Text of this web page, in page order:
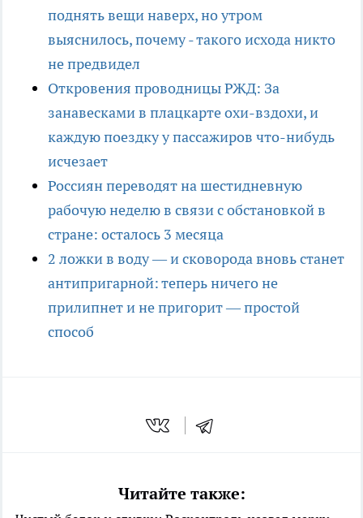
поднять вещи наверх, но утром
выяснилось, почему - такого исхода никто
не предвидел
Откровения проводницы РЖД: За
занавесками в плацкарте охи-вздохи, и
каждую поездку у пассажиров что-нибудь
исчезает
Россиян переводят на шестидневную
рабочую неделю в связи с обстановкой в
стране: осталось 3 месяца
2 ложки в воду — и сковорода вновь станет
антипригарной: теперь ничего не
прилипнет и не пригорит — простой
способ
Читайте также: